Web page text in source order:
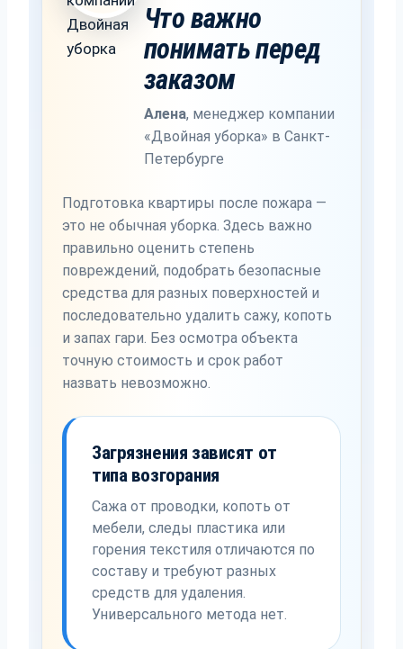
Что важно
понимать перед
заказом
Алена, менеджер компании
«Двойная уборка» в Санкт-
Петербурге
Подготовка квартиры после пожара —
это не обычная уборка. Здесь важно
правильно оценить степень
повреждений, подобрать безопасные
средства для разных поверхностей и
последовательно удалить сажу, копоть
и запах гари. Без осмотра объекта
точную стоимость и срок работ
назвать невозможно.
Загрязнения зависят от
типа возгорания
Сажа от проводки, копоть от
мебели, следы пластика или
горения текстиля отличаются по
составу и требуют разных
средств для удаления.
Универсального метода нет.